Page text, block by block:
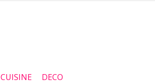
CUISINE DECO